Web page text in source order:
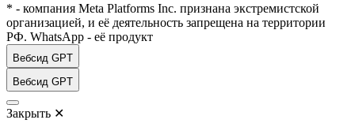
* - компания Meta Platforms Inc. признана экстремистской
организацией, и её деятельность запрещена на территории
РФ. WhatsApp - её продукт
Вебсид GPT
Вебсид GPT
Закрыть ✕